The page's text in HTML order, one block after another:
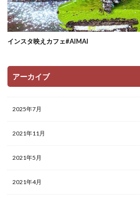
インスタ映えカフェ#AIMAI
アーカイブ
2025年7月
2021年11月
2021年5月
2021年4月